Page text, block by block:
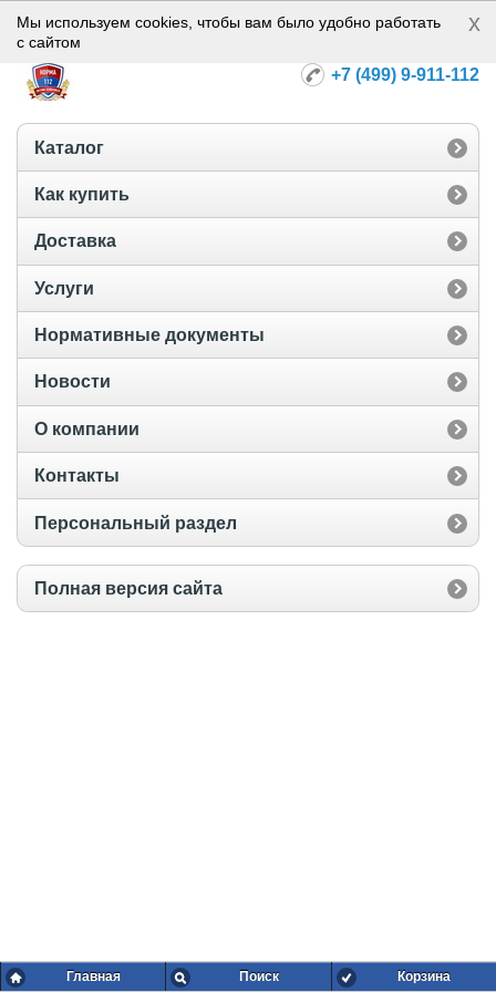
Норма-112
+7 (499) 9-911-112
Каталог
Как купить
Доставка
Услуги
Нормативные документы
Новости
О компании
Контакты
Персональный раздел
Полная версия сайта
Главная Поиск Корзина
Мы используем cookies, чтобы вам было удобно работать
с сайтом
x